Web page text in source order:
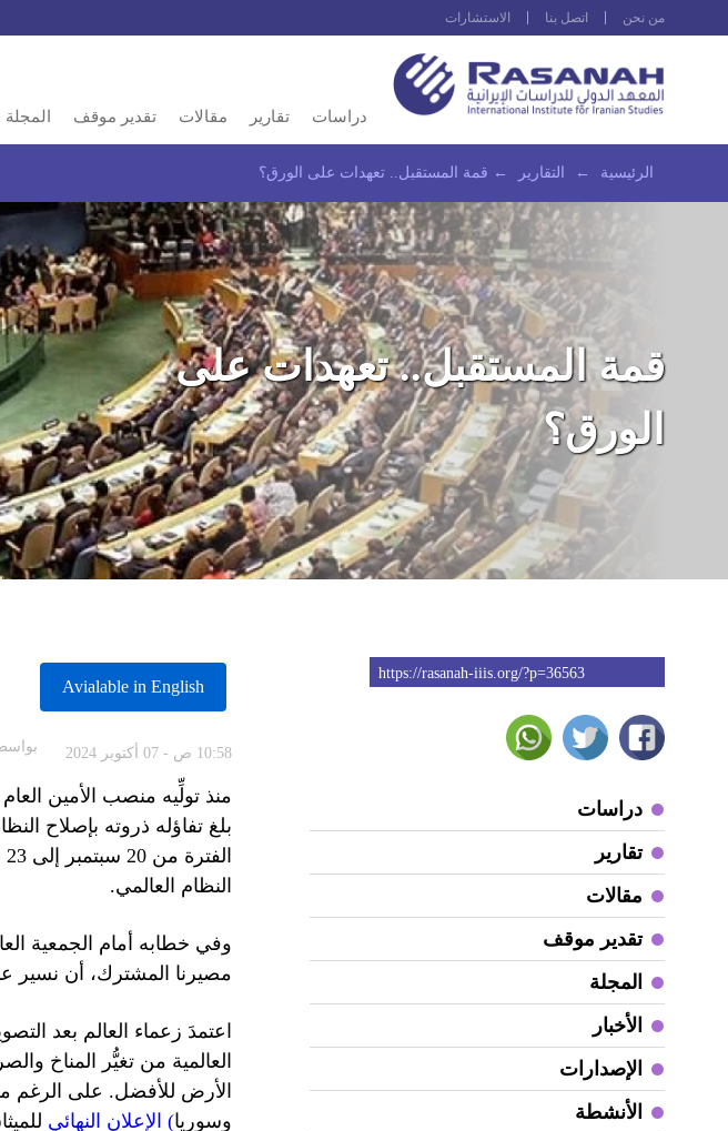
من نحن اتصل بنا الاستشارات
دراسات تقارير مقالات تقدير موقف المجلة
الرئيسية ← التقارير ← قمة المستقبل.. تعهدات على الورق؟
قمة المستقبل.. تعهدات على
الورق؟
https://rasanah-iiis.org/?p=36563
دراسات
تقارير
مقالات
تقدير موقف
المجلة
الأخبار
الإصدارات
الأنشطة
Avialable in English
10:58 ص - 07 أكتوبر 2024
منذ تولِّيه منصب الأمين
بلغ تفاؤله ذروته بإصلاح
النظام العالمي.
وفي خطابه أمام الجمعية
مصيرنا المشترك، أن نسير
اعتمدَ زعماء العالم بعد
الأرض للأفضل. على الرغم من
وسوريا) الإعلان النهائي